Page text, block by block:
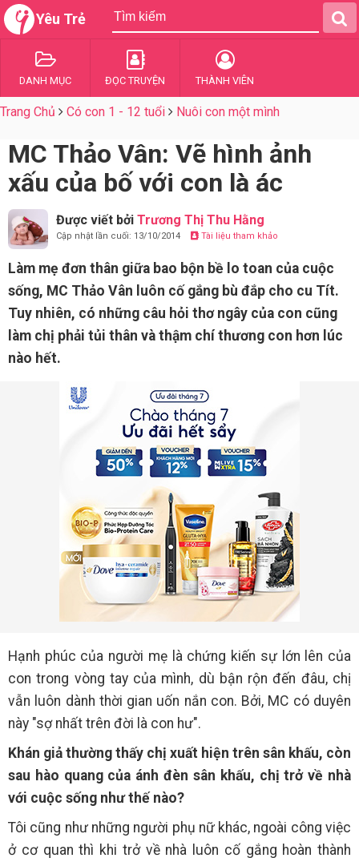
Yêu Trẻ
DANH MỤC ĐỌC TRUYỆN THÀNH VIÊN
Trang Chủ Có con 1 - 12 tuổi Nuôi con một mình
MC Thảo Vân: Vẽ hình ảnh
xấu của bố với con là ác
Được viết bởi Trương Thị Thu Hằng
Cập nhật lần cuối: 13/10/2014 Tài liệu tham khảo
Làm mẹ đơn thân giữa bao bộn bề lo toan của cuộc
sống, MC Thảo Vân luôn cố gắng bù đắp cho cu Tít.
Tuy nhiên, có những câu hỏi thơ ngây của con cũng
làm chị phải tủi thân và thậm chí thương con hơn lúc
nào hết.
Hạnh phúc của người mẹ là chứng kiến sự lớn lên của
con trong vòng tay của mình, dù bận rộn đến đâu, chị
vẫn luôn dành thời gian uốn nắn con. Bởi, MC có duyên
này "sợ nhất trên đời là con hư".
Khán giả thường thấy chị xuất hiện trên sân khấu, còn
sau hào quang của ánh đèn sân khấu, chị trở về nhà
với cuộc sống như thế nào?
Tôi cũng như những người phụ nữ khác, ngoài công việc
ở cơ quan thì khi trở về nhà luôn cố gắng hoàn thành